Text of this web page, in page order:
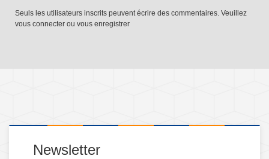
Seuls les utilisateurs inscrits peuvent écrire des commentaires. Veuillez
vous connecter ou vous enregistrer
Newsletter